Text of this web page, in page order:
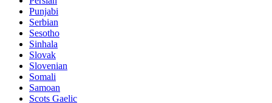
Punjabi
Serbian
Sesotho
Sinhala
Slovak
Slovenian
Somali
Samoan
Scots Gaelic